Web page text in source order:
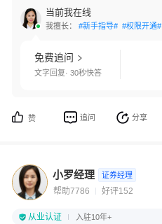
当前我在线
我擅长： #新手指导# #权限开通#
免费追问
文字回复· 30秒快答
赞 追问 分享
小罗经理 证券经理
帮助7786 好评152
从业认证 入驻10年+